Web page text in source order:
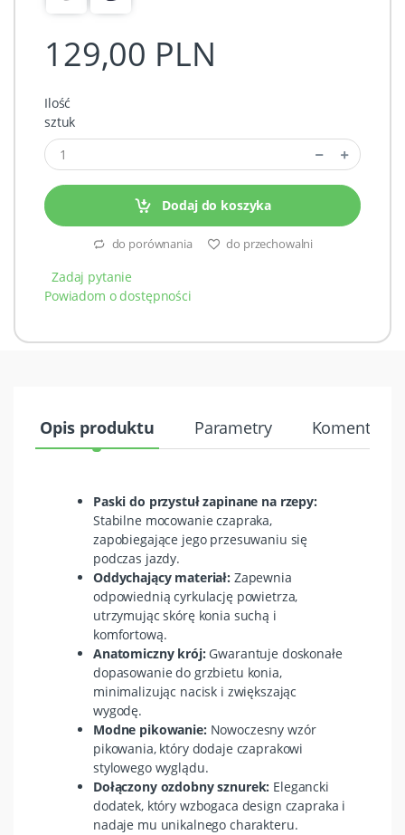
129,00 PLN
Ilość
sztuk
Dodaj do koszyka
do porównania do przechowalni
Zadaj pytanie
Powiadom o dostępności
Opis produktu Parametry Komentarze
Paski do przystuł zapinane na rzepy:
Stabilne mocowanie czapraka,
zapobiegające jego przesuwaniu się
podczas jazdy.
Oddychający materiał: Zapewnia
odpowiednią cyrkulację powietrza,
utrzymując skórę konia suchą i
komfortową.
Anatomiczny krój: Gwarantuje doskonałe
dopasowanie do grzbietu konia,
minimalizując nacisk i zwiększając
wygodę.
Modne pikowanie: Nowoczesny wzór
pikowania, który dodaje czaprakowi
stylowego wyglądu.
Dołączony ozdobny sznurek: Elegancki
dodatek, który wzbogaca design czapraka i
nadaje mu unikalnego charakteru.